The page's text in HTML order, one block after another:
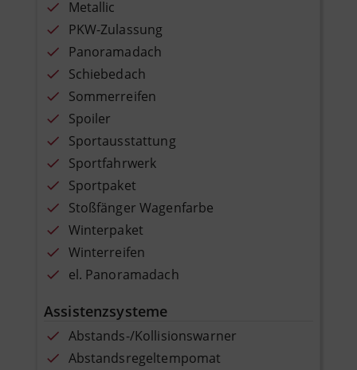
Metallic
PKW-Zulassung
Panoramadach
Schiebedach
Sommerreifen
Spoiler
Sportausstattung
Sportfahrwerk
Sportpaket
Stoßfänger Wagenfarbe
Winterpaket
Winterreifen
el. Panoramadach
Assistenzsysteme
Abstands-/Kollisionswarner
Abstandsregeltempomat